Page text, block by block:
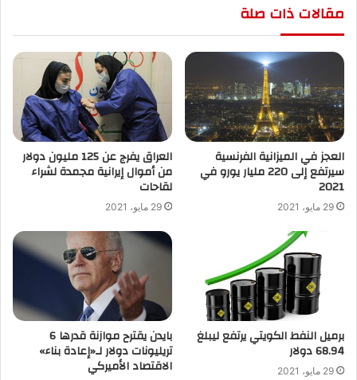
مقالات ذات صلة
العجز في الميزانية الفرنسية
سيرتفع إلى 220 مليار يورو في
2021
29 مايو، 2021
العراق يفرج عن 125 مليون دولار
من أموال إيرانية مجمدة لشراء
لقاحات
29 مايو، 2021
برميل النفط الكويتي يرتفع ليبلغ
68.94 دولار
29 مايو، 2021
بايدن يقترح موازنة قدرها 6
تريليونات دولار لـ«إعادة بناء»
الاقتصاد الأميركي